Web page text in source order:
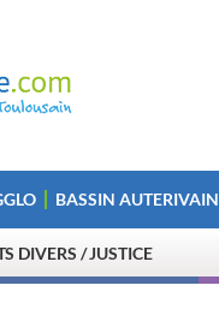
BASSIN
DIVERS / JUSTICE